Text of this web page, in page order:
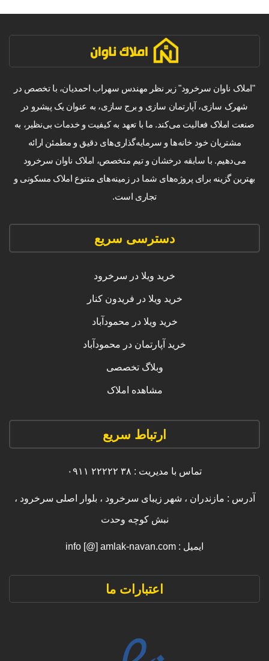
"املاک ناوان سرخرود" زیر نظر مهندس سهراب احمدیان، با تخصص در
شهرک سازی، آپارتمان سازی و برج سازی، به عنوان یک پیشرو در
صنعت املاک فعالیت می‌کند. ما با تعهد به کیفیت و خدمات بی‌نظیر، به
مشتریان خود خانه‌ها و سرمایه‌گذاری‌های دقیق و مطمئن ارائه
می‌دهیم. با سابقه درخشان و تیم متخصص، املاک ناوان سرخرود
بهترین گزینه برای پروژه‌های شما در زمینه‌های متنوع املاک مسکونی و
تجاری است.
دسترسی سریع
خرید ویلا در سرخرود
خرید ویلا در فریدون کنار
خرید ویلا در محمودآباد
خرید آپارتمان در محمودآباد
وبلاگ تخصصی
مشاهده املاک
ارتباط سریع
تماس با مدیریت : ۳۸ ۲۲۲۲۲ ۰۹۱۱
آدرس : مازندران ، شهر زیبای سرخرود ، بلوار اصلی سرخرود ،
نبش کوچه وحدت
ایمیل : info [@] amlak-navan.com
اعتبارات ما